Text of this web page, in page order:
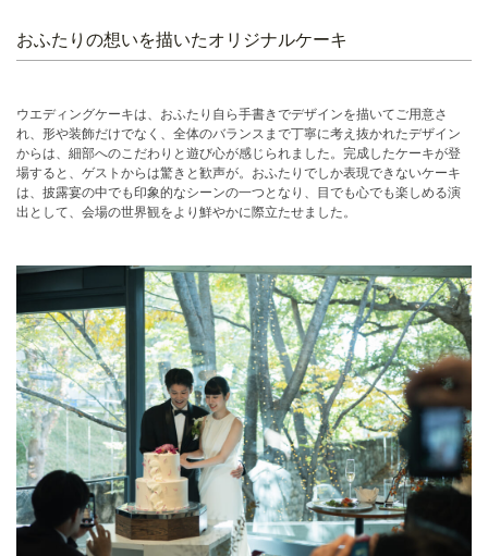
おふたりの想いを描いたオリジナルケーキ
ウエディングケーキは、おふたり自ら手書きでデザインを描いてご用意さ
れ、形や装飾だけでなく、全体のバランスまで丁寧に考え抜かれたデザイン
からは、細部へのこだわりと遊び心が感じられました。完成したケーキが登
場すると、ゲストからは驚きと歓声が。おふたりでしか表現できないケーキ
は、披露宴の中でも印象的なシーンの一つとなり、目でも心でも楽しめる演
出として、会場の世界観をより鮮やかに際立たせました。